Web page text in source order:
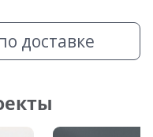
доставке